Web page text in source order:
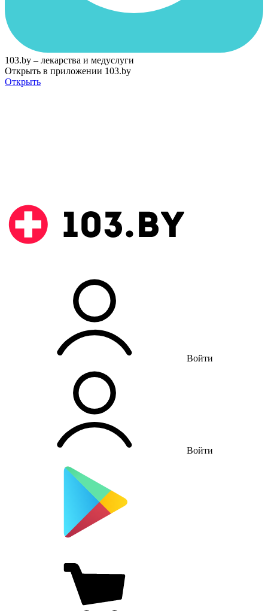
103.by – лекарства и медуслуги
Открыть в приложении 103.by
Открыть
Войти
Войти